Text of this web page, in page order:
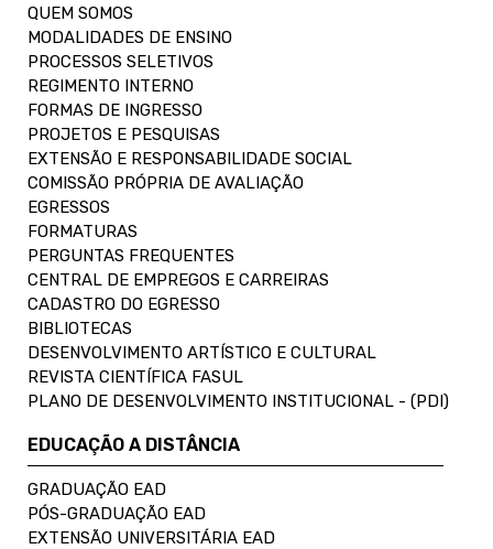
QUEM SOMOS
MODALIDADES DE ENSINO
PROCESSOS SELETIVOS
REGIMENTO INTERNO
FORMAS DE INGRESSO
PROJETOS E PESQUISAS
EXTENSÃO E RESPONSABILIDADE SOCIAL
COMISSÃO PRÓPRIA DE AVALIAÇÃO
EGRESSOS
FORMATURAS
PERGUNTAS FREQUENTES
CENTRAL DE EMPREGOS E CARREIRAS
CADASTRO DO EGRESSO
BIBLIOTECAS
DESENVOLVIMENTO ARTÍSTICO E CULTURAL
REVISTA CIENTÍFICA FASUL
PLANO DE DESENVOLVIMENTO INSTITUCIONAL - (PDI)
EDUCAÇÃO A DISTÂNCIA
GRADUAÇÃO EAD
PÓS-GRADUAÇÃO EAD
EXTENSÃO UNIVERSITÁRIA EAD